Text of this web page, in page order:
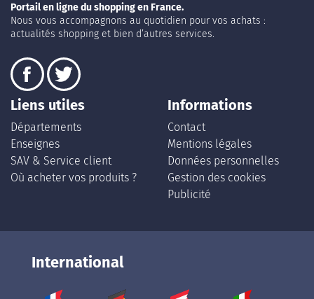
Portail en ligne du shopping en France.
Nous vous accompagnons au quotidien pour vos achats :
actualités shopping et bien d’autres services.
Liens utiles
Départements
Enseignes
SAV & Service client
Où acheter vos produits ?
Informations
Contact
Mentions légales
Données personnelles
Gestion des cookies
Publicité
International